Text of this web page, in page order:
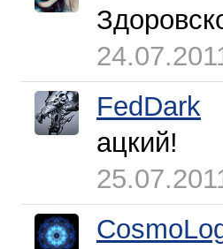
FedDark
ацкий!